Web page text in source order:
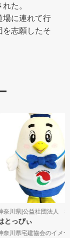
た。
場に連れて行
を志願したそ
神奈川県|公益社団法人
はとっぴぃ
神奈川県宅建協会のイメ